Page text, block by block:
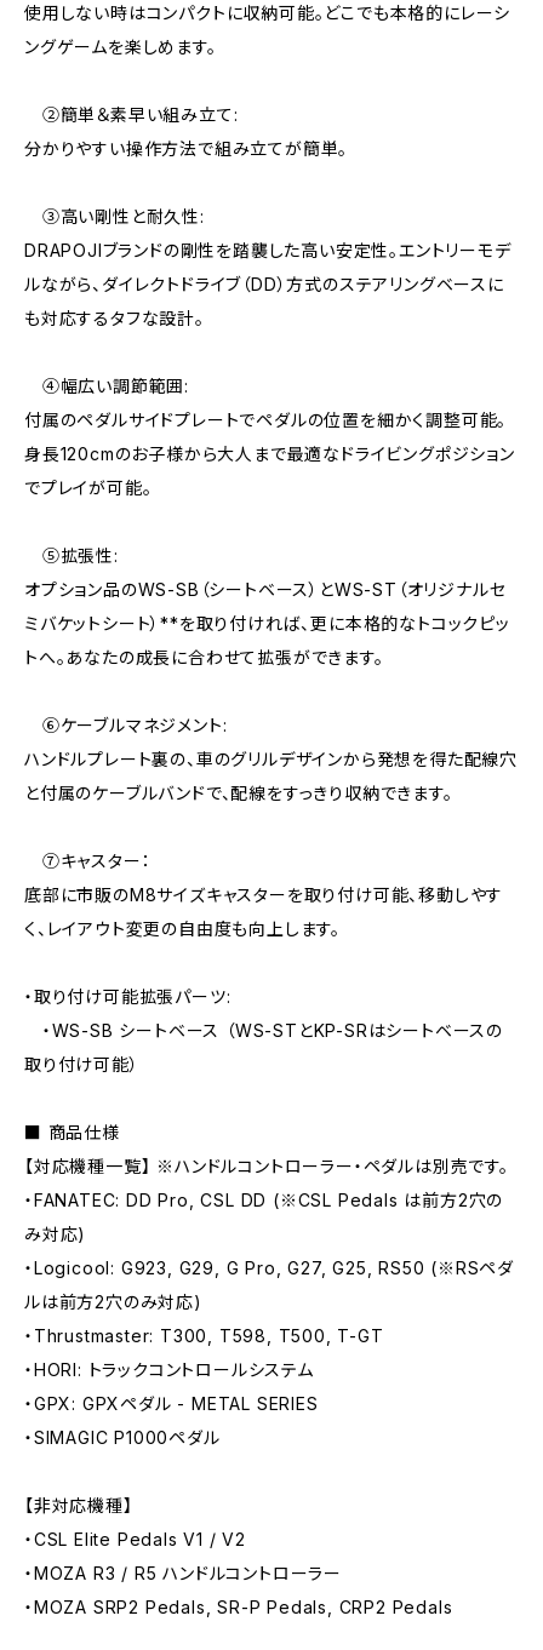
使用しない時はコンパクトに収納可能。どこでも本格的にレーシ
ングゲームを楽しめます。
②簡単＆素早い組み立て:
分かりやすい操作方法で組み立てが簡単。
③高い剛性と耐久性:
DRAPOJIブランドの剛性を踏襲した高い安定性。エントリーモデ
ルながら、ダイレクトドライブ（DD）方式のステアリングベースに
も対応するタフな設計。
④幅広い調節範囲:
付属のペダルサイドプレートでペダルの位置を細かく調整可能。
身長120cmのお子様から大人まで最適なドライビングポジション
でプレイが可能。
⑤拡張性:
オプション品のWS-SB（シートベース）とWS-ST（オリジナルセ
ミバケットシート）**を取り付ければ、更に本格的なトコックピッ
トへ。あなたの成長に合わせて拡張ができます。
⑥ケーブルマネジメント:
ハンドルプレート裏の、車のグリルデザインから発想を得た配線穴
と付属のケーブルバンドで、配線をすっきり収納できます。
⑦キャスター：
底部に市販のM8サイズキャスターを取り付け可能、移動しやす
く、レイアウト変更の自由度も向上します。
・取り付け可能拡張パーツ:
・WS-SB シートベース （WS-STとKP-SRはシートベースの
取り付け可能）
■ 商品仕様
【対応機種一覧】 ※ハンドルコントローラー・ペダルは別売です。
・FANATEC: DD Pro, CSL DD (※CSL Pedals は前方2穴の
み対応)
・Logicool: G923, G29, G Pro, G27, G25, RS50 (※RSペダ
ルは前方2穴のみ対応)
・Thrustmaster: T300, T598, T500, T-GT
・HORI: トラックコントロールシステム
・GPX: GPXペダル - METAL SERIES
・SIMAGIC P1000ペダル
【非対応機種】
・CSL Elite Pedals V1 / V2
・MOZA R3 / R5 ハンドルコントローラー
・MOZA SRP2 Pedals, SR-P Pedals, CRP2 Pedals